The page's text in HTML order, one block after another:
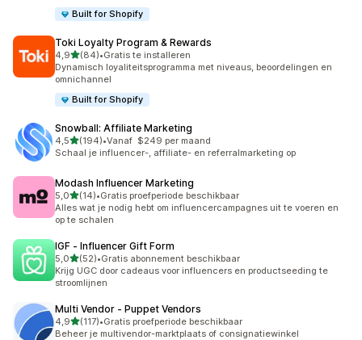
Built for Shopify
Toki Loyalty Program & Rewards
4,9van 5 sterren
(84)
84 recensies in totaal
•Gratis te installeren
Dynamisch loyaliteitsprogramma met niveaus, beoordelingen en
omnichannel
Built for Shopify
Snowball: Affiliate Marketing
4,5van 5 sterren
(194)
194 recensies in totaal
•Vanaf $249 per maand
Schaal je influencer-, affiliate- en referralmarketing op
Modash Influencer Marketing
5,0van 5 sterren
(14)
14 recensies in totaal
•Gratis proefperiode beschikbaar
Alles wat je nodig hebt om influencercampagnes uit te voeren en
op te schalen
IGF ‑ Influencer Gift Form
5,0van 5 sterren
(52)
52 recensies in totaal
•Gratis abonnement beschikbaar
Krijg UGC door cadeaus voor influencers en productseeding te
stroomlijnen
Multi Vendor ‑ Puppet Vendors
4,9van 5 sterren
(117)
117 recensies in totaal
•Gratis proefperiode beschikbaar
Beheer je multivendor-marktplaats of consignatiewinkel